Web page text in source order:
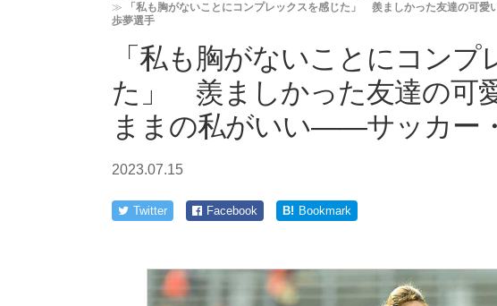
「私も胸がないことにコンプレックスを感じた」 羨ましかった友達の可
歩夢選手
「私も胸がないことにコンプ
た」 羨ましかった友達の可
ままの私がいい――サッカー
2023.07.15
Twitter Facebook B! Bookmark